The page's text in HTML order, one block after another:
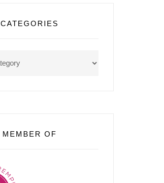
CATEGORIES
MEMBER OF